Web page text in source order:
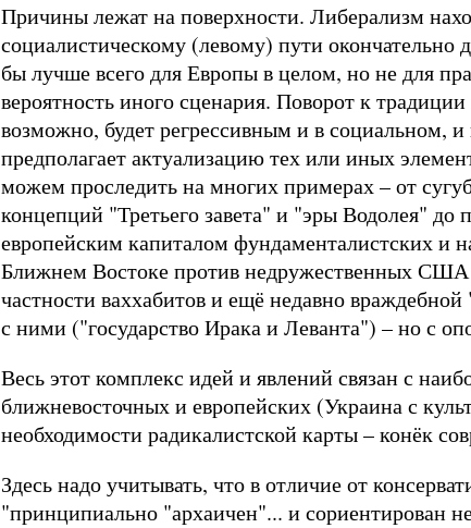
Причины лежат на поверхности. Либерализм
социалистическому (левому) пути
бы лучше всего для Европы в целом, но не для
вероятность иного сценария. Поворот к
возможно, будет регрессивным и в социальном,
предполагает актуализацию тех или иных
можем проследить на многих примерах – от
концепций "Третьего завета" и "эры Водолея"
европейским капиталом фундаменталистских
Ближнем Востоке против недружественных США
частности ваххабитов и ещё недавно
с ними ("государство Ирака и Леванта") – но с
Весь этот комплекс идей и явлений связан с
ближневосточных и европейских (Украина с
необходимости радикалистской карты – конёк
Здесь надо учитывать, что в отличие от
"принципиально "архаичен"... и сориентирован